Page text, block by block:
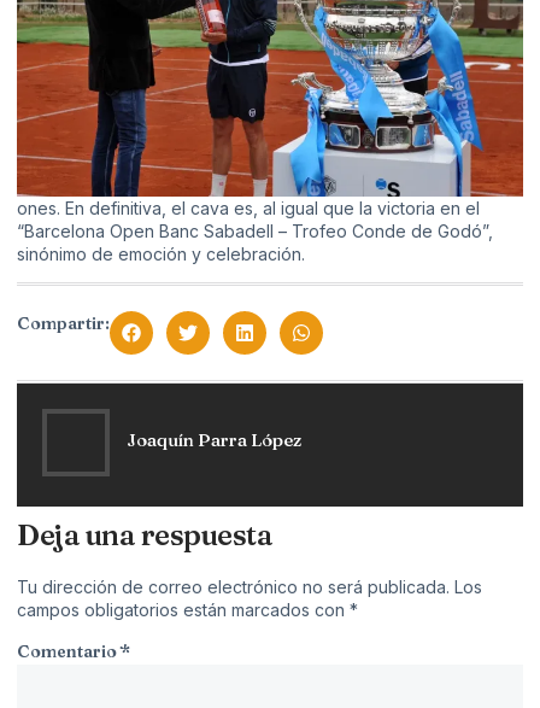
ones. En definitiva, el cava es, al igual que la victoria en el
“Barcelona Open Banc Sabadell – Trofeo Conde de Godó”,
sinónimo de emoción y celebración.
Compartir:
Joaquín Parra López
Deja una respuesta
Tu dirección de correo electrónico no será publicada. Los
campos obligatorios están marcados con *
Comentario*